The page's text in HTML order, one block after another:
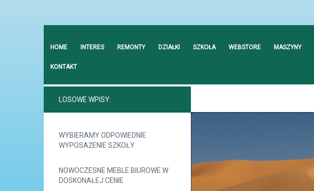
HOME INTERES REMONTY DZIAŁKI SZKOŁA WEBSTORE MASZYNY
KONTAKT
LOSOWE WPISY:
WYBIERAMY ODPOWIEDNIE
WYPOSAŻENIE SZKOŁY
NOWOCZESNE MEBLE BIUROWE W
DOSKONAŁEJ CENIE